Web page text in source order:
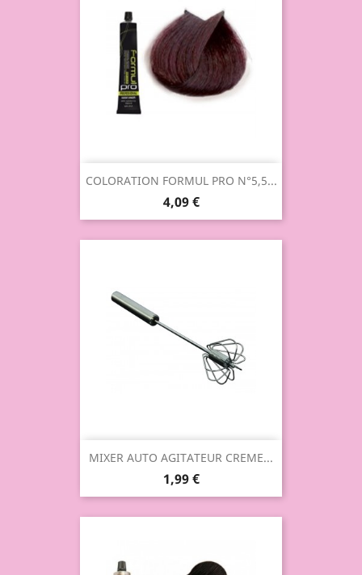
COLORATION FORMUL PRO N°5,5...
4,09 €
MIXER AUTO AGITATEUR CREME...
1,99 €